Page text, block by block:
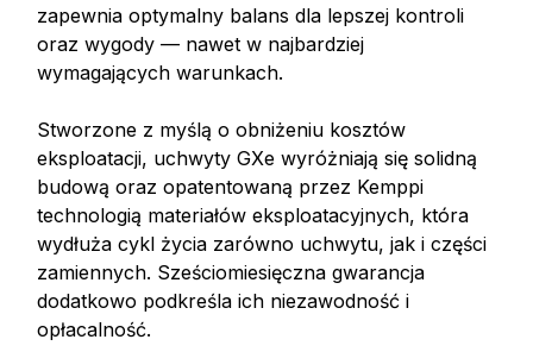
zapewnia optymalny balans dla lepszej kontroli
oraz wygody — nawet w najbardziej
wymagających warunkach.
Stworzone z myślą o obniżeniu kosztów
eksploatacji, uchwyty GXe wyróżniają się solidną
budową oraz opatentowaną przez Kemppi
technologią materiałów eksploatacyjnych, która
wydłuża cykl życia zarówno uchwytu, jak i części
zamiennych. Sześciomiesięczna gwarancja
dodatkowo podkreśla ich niezawodność i
opłacalność.